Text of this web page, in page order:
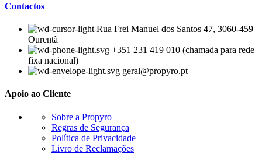
Contactos
Rua Frei Manuel dos Santos 47, 3060-459
Ourentã​
+351 231 419 010 (chamada para rede
fixa nacional)
geral@propyro.pt
Apoio ao Cliente
Sobre a Propyro
Regras de Segurança
Política de Privacidade
Livro de Reclamações